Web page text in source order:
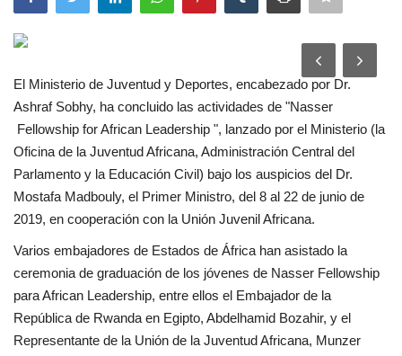
Nuestro Equipo
Movimiento Juvenil Nasser
Noticias
Nasser Fellowship para Leadership
Internacional
Nuestras Referencias
Ciudadano Global
El Ministerio de Juventud y Deportes, encabezado por Dr.
Ashraf Sobhy, ha concluido las actividades de "Nasser
Fellowship for African Leadership ", lanzado por el Ministerio (la
Oficina de la Juventud Africana, Administración Central del
Parlamento y la Educación Civil) bajo los auspicios del Dr.
Mostafa Madbouly, el Primer Ministro, del 8 al 22 de junio de
2019, en cooperación con la Unión Juvenil Africana.
Varios embajadores de Estados de África han asistado la
ceremonia de graduación de los jóvenes de Nasser Fellowship
para African Leadership, entre ellos el Embajador de la
República de Rwanda en Egipto, Abdelhamid Bozahir, y el
Representante de la Unión de la Juventud Africana, Munzer